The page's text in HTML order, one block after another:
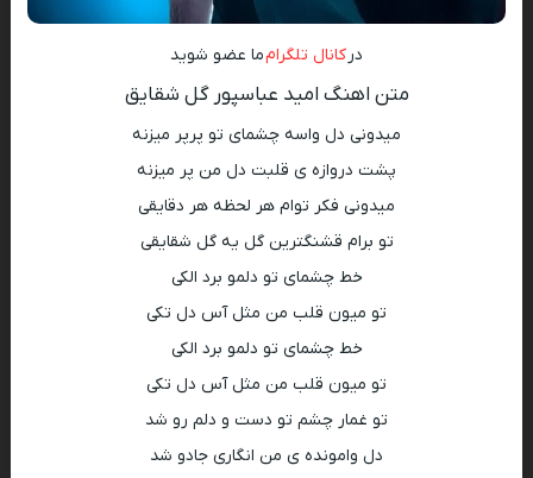
در کانال تلگرامما عضو شوید
متن اهنگ امید عباسپور گل شقایق
میدونی دل واسه چشمای تو پرپر میزنه
پشت دروازه ی قلبت دل من پر میزنه
میدونی فکر توام هر لحظه هر دقایقی
تو برام قشنگترین گل یه گل شقایقی
خط چشمای تو دلمو برد الکی
تو میون قلب من مثل آس دل تکی
خط چشمای تو دلمو برد الکی
تو میون قلب من مثل آس دل تکی
تو غمار چشم تو دست و دلم رو شد
دل وامونده ی من انگاری جادو شد